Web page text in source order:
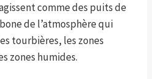
comme des puits de
de l’atmosphère qui
tourbières, les zones
zones humides.